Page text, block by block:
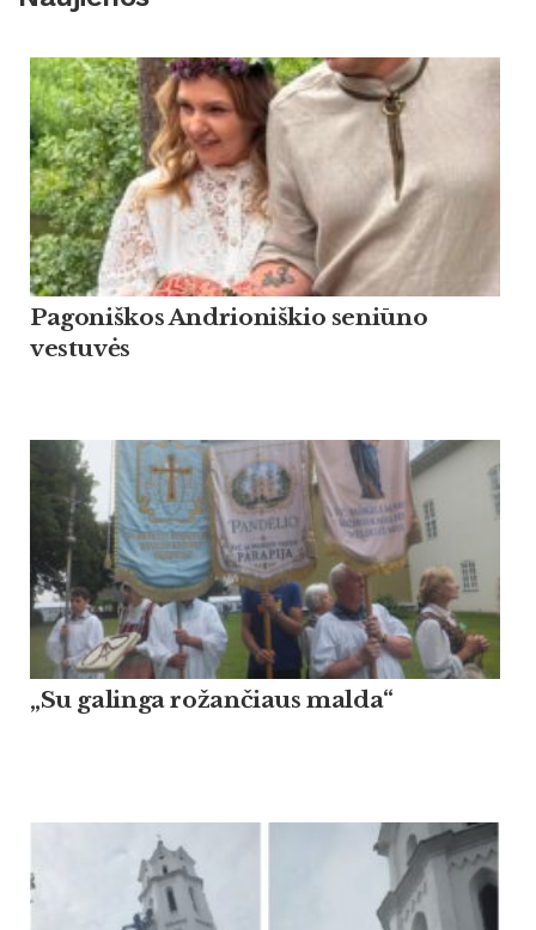
Pagoniškos Andrioniškio seniūno
vestuvės
„Su galinga rožančiaus malda“